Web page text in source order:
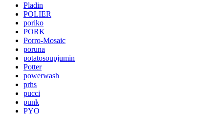
Pladin
POLIER
poriko
PORK
Porro-Mosaic
poruna
potatosoupjumin
Potter
powerwash
prhs
pucci
punk
PYO